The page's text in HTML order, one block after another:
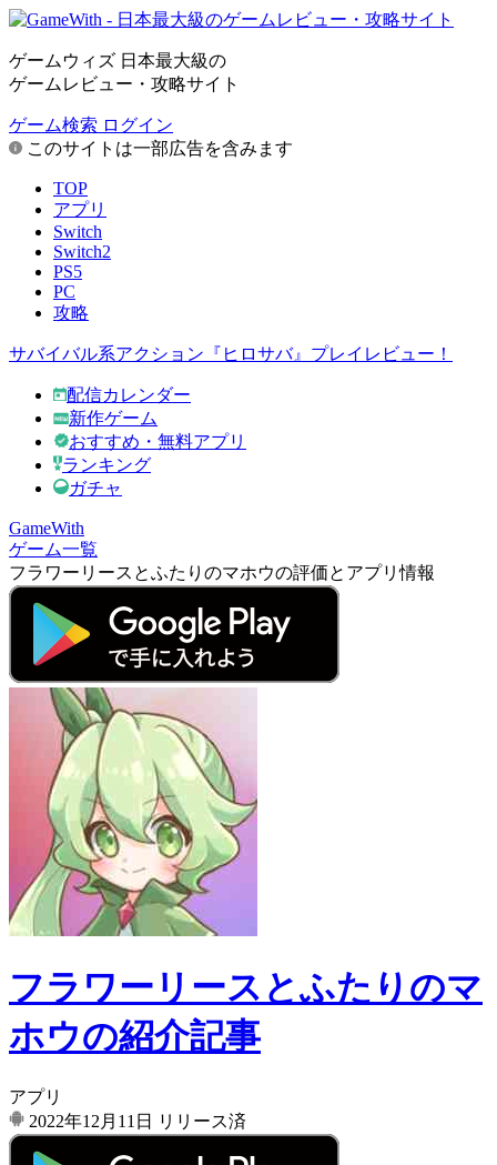
ゲームウィズ 日本最大級の
ゲームレビュー・攻略サイト
ゲーム検索 ログイン
このサイトは一部広告を含みます
TOP
アプリ
Switch
Switch2
PS5
PC
攻略
サバイバル系アクション『ヒロサバ』プレイレビュー！
配信カレンダー
新作ゲーム
おすすめ・無料アプリ
ランキング
ガチャ
GameWith
ゲーム一覧
フラワーリースとふたりのマホウの評価とアプリ情報
フラワーリースとふたりのマ
ホウの紹介記事
アプリ
2022年12月11日
リリース済